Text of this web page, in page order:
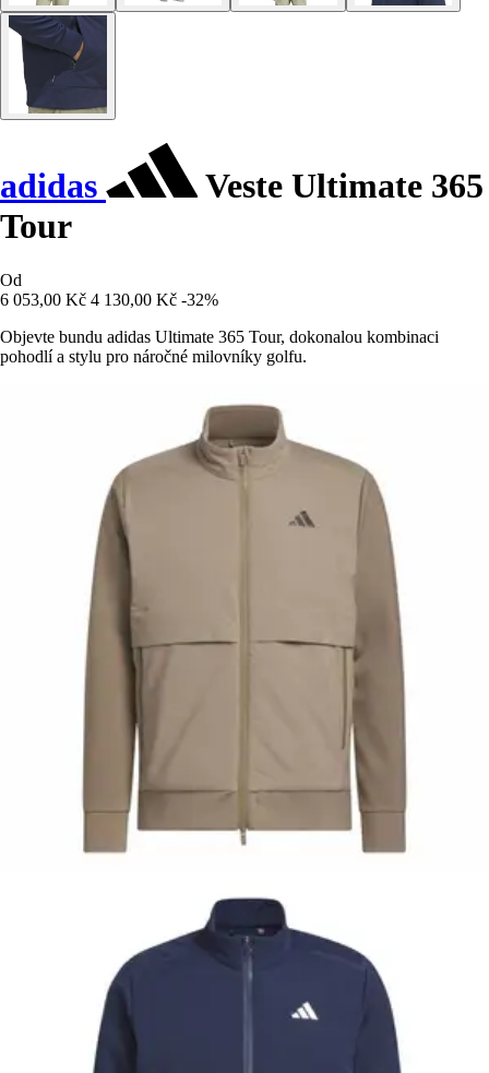
adidas
Veste Ultimate 365
Tour
Od
6 053,00 Kč 4 130,00 Kč -32%
Objevte bundu adidas Ultimate 365 Tour, dokonalou kombinaci
pohodlí a stylu pro náročné milovníky golfu.